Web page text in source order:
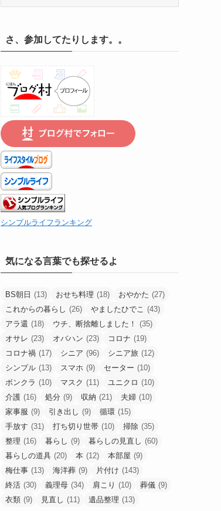
り
は
こ
ち
ら
で
さ、参加してたりします。。
シンプルライフランキング
気になる言葉でも探せるよ
BS朝日 (13) おせち料理 (18) おやかた (27)
これからの暮らし (26) やましたひでこ (43)
アラ還 (18) ウチ、断捨離しました！
(35)
オサレ (23) オバハン (23) コロナ (19)
コロナ禍 (17) シニア (96) シニア旅 (12)
シンプル (13) スマホ (9) セーター (10)
ボンクラ (10) マスク (11) ユニクロ (10)
介護 (16) 処分 (9) 収納 (21) 夫婦 (10)
家事服 (9) 引き出し (9) 循環 (15)
手放す (31) 打ち切り世帯 (10) 掃除 (35)
整理 (16) 暮らし (9) 暮らしの見直し (60)
暮らしの道具 (20) 本 (12) 本部屋 (9)
梅仕事 (13) 海洋葬 (9) 片付け (143)
終活 (30) 義理母 (34) 肩こり (10) 葬儀 (9)
衣類 (9) 見直し (11) 遺品整理 (13)